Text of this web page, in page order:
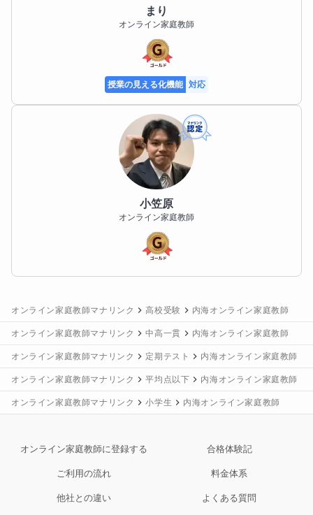
まり
オンライン家庭教師
授業の見える化機能 対応
小笠原
オンライン家庭教師
オンライン家庭教師マナリンク 高校受験 内海オンライン家庭教師
オンライン家庭教師マナリンク 中高一貫 内海オンライン家庭教師
オンライン家庭教師マナリンク 定期テスト 内海オンライン家庭教師
オンライン家庭教師マナリンク 平均点以下 内海オンライン家庭教師
オンライン家庭教師マナリンク 小学生 内海オンライン家庭教師
オンライン家庭教師に登録する 合格体験記
ご利用の流れ 料金体系
他社との違い よくある質問